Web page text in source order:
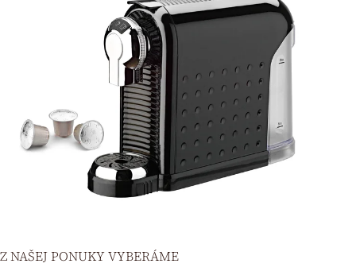
Z NAŠEJ PONUKY VYBERÁME